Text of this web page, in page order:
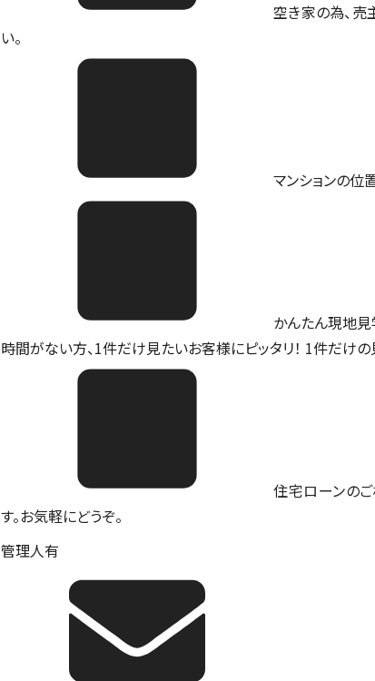
空き家の為、売
い。
マンションの位
かんたん現地見
時間がない方、1件だけ見たいお客様にピッタリ！ 1件だけ
住宅ローンの
す。お気軽にどうぞ。
管理人有